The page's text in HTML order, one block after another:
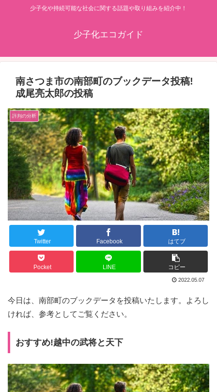
少子化や持続可能な社会に関する話題や取り組みを紹介中！
少子化エコガイド
南さつま市の南部町のブックデータ投稿!
成尾亮太郎の投稿
評判の分析
Twitter Facebook はてブ
Pocket LINE コピー
2022.05.07
今日は、南部町のブックデータを投稿いたします。よろし
ければ、参考としてご覧ください。
おすすめ!越中の武将と天下